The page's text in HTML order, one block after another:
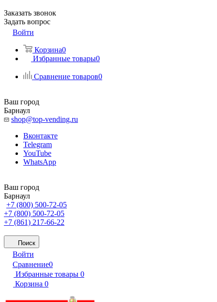
Заказать звонок
Задать вопрос
Войти
Корзина0
Избранные товары0
Сравнение товаров0
Ваш город
Барнаул
shop@top-vending.ru
Вконтакте
Telegram
YouTube
WhatsApp
Ваш город
Барнаул
+7 (800) 500-72-05
+7 (800) 500-72-05
+7 (861) 217-66-22
Поиск
Войти
Сравнение0
Избранные товары 0
Корзина 0